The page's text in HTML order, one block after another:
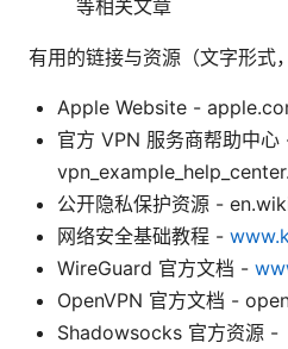
等相关文章
有用的链接与资源（文字形式
Apple Website -
官方 VPN 服务商帮助中心
公开隐私保护资源 -
网络安全基础教程 -
WireGuard 官方文档 -
OpenVPN 官方文档 -
Shadowsocks 官方资源 -